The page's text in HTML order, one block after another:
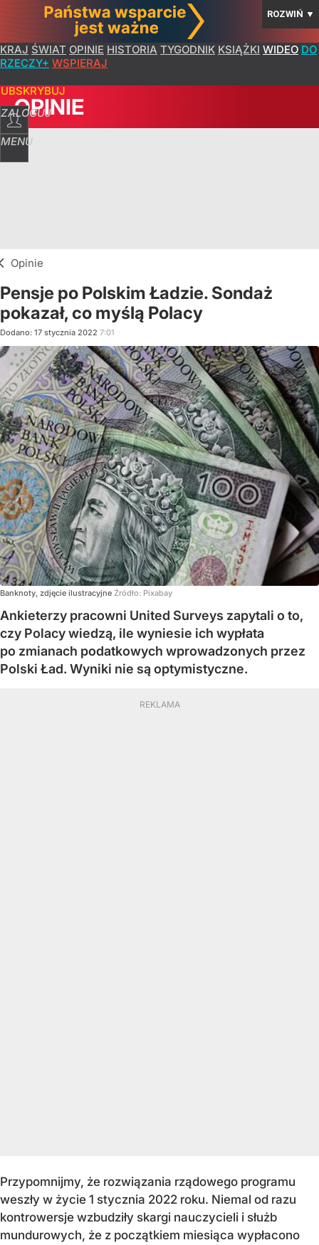
ROZWIŃ ▼
KRAJ ŚWIAT OPINIE HISTORIA TYGODNIK KSIĄŻKI WIDEO DO
RZECZY+ WSPIERAJ
ZALOGUJ
MENU
OPINIE
Opinie
Pensje po Polskim Ładzie. Sondaż
pokazał, co myślą Polacy
Dodano: 17 stycznia 2022 7:01
Banknoty, zdjęcie ilustracyjne Źródło: Pixabay
Ankieterzy pracowni United Surveys zapytali o to,
czy Polacy wiedzą, ile wyniesie ich wypłata
po zmianach podatkowych wprowadzonych przez
Polski Ład. Wyniki nie są optymistyczne.
Przypomnijmy, że rozwiązania rządowego programu
weszły w życie 1 stycznia 2022 roku. Niemal od razu
kontrowersje wzbudziły skargi nauczycieli i służb
mundurowych, że z początkiem miesiąca wypłacono